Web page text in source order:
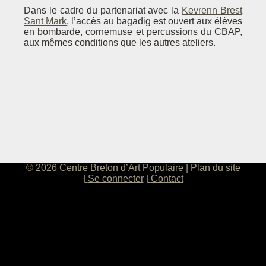
Dans le cadre du partenariat avec la Kevrenn Brest
Sant Mark, l’accès au bagadig est ouvert aux élèves
en bombarde, cornemuse et percussions du CBAP,
aux mêmes conditions que les autres ateliers.
© 2026 Centre Breton d’Art Populaire
Plan du site
Se connecter
Contact